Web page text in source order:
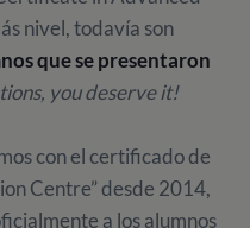
nivel, todavía son
que se presentaron
you deserve it!
con el certificado de
Centre” desde 2014,
a los alumnos